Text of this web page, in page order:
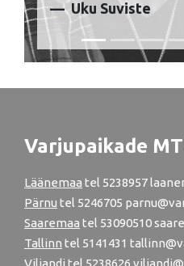
Uku Suviste
Varjupaikade
Läänemaa tel 5238957
Pärnu tel 5246705
Saaremaa tel 53090510
Tallinn tel 5141431
Viljandi tel 5238626